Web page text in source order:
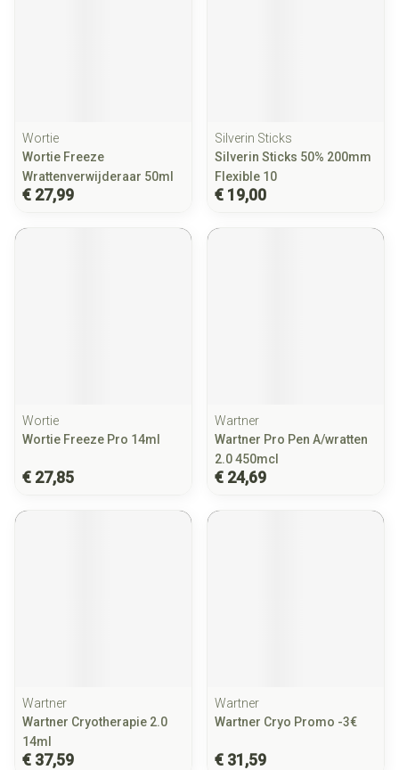
Wortie
Wortie Freeze
Wrattenverwijderaar 50ml
€ 27,99
Silverin Sticks
Silverin Sticks 50% 200mm
Flexible 10
€ 19,00
Wortie
Wortie Freeze Pro 14ml
€ 27,85
Wartner
Wartner Pro Pen A/wratten
2.0 450mcl
€ 24,69
Wartner
Wartner Cryotherapie 2.0
14ml
€ 37,59
Wartner
Wartner Cryo Promo -3€
€ 31,59